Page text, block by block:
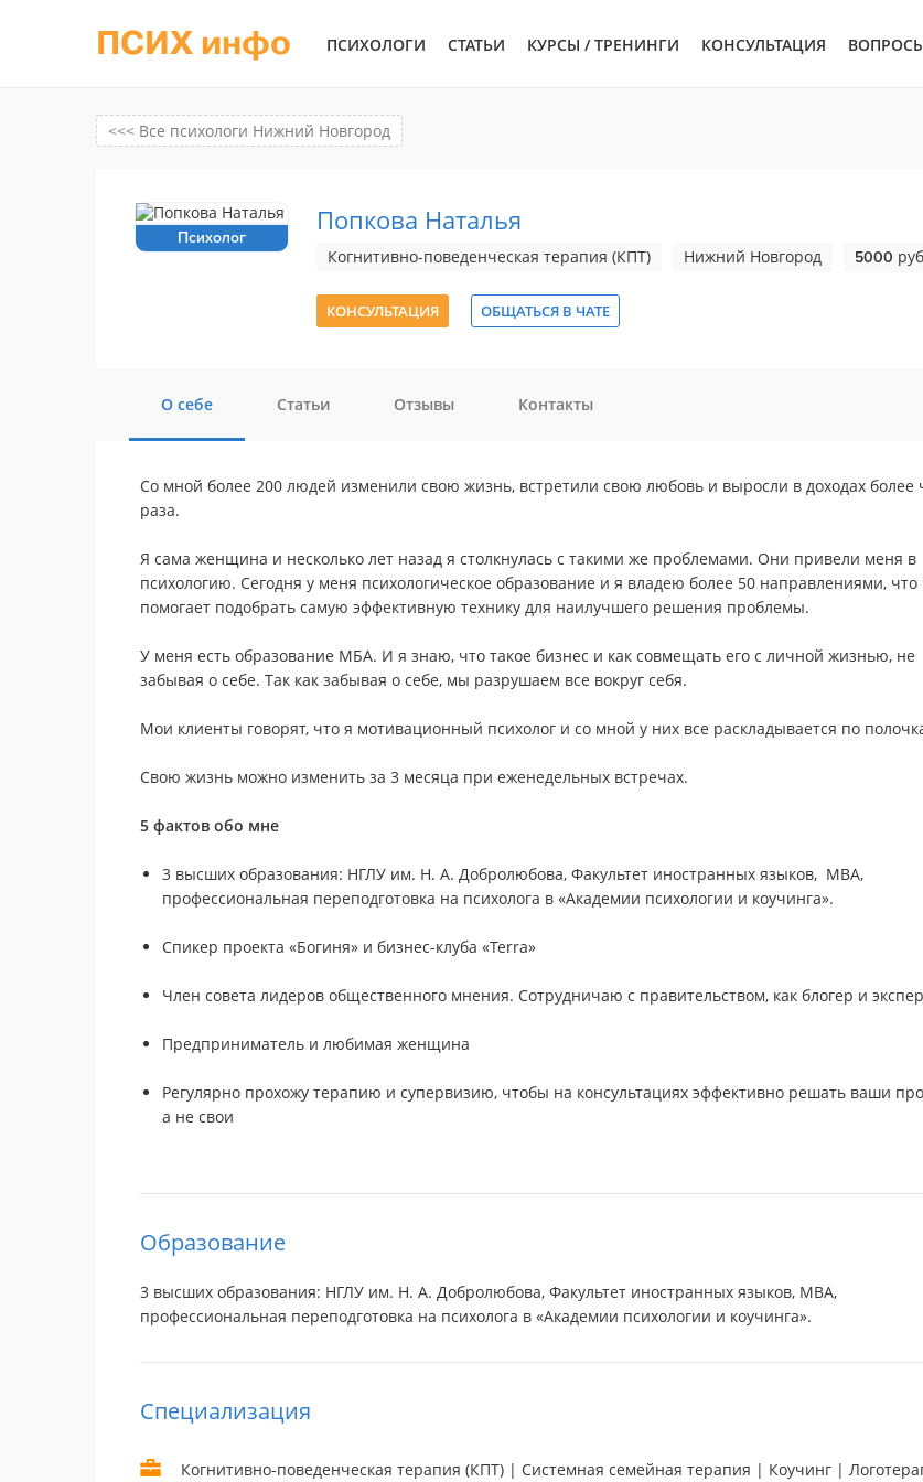
ПСИХ инфо ПСИХОЛОГИ СТАТЬИ КУРСЫ / ТРЕНИНГИ КОНСУЛЬТАЦИЯ
<<< Все психологи Нижний Новгород
Психолог
Попкова Наталья
Когнитивно-поведенческая терапия (КПТ) Нижний Новгород 5000
КОНСУЛЬТАЦИЯ ОБЩАТЬСЯ В ЧАТЕ
О себе Статьи Отзывы Контакты
Со мной более 200 людей изменили свою жизнь, встретили свою любовь и выросли в доходах более
раза.
Я сама женщина и несколько лет назад я столкнулась с такими же проблемами. Они привели меня в
психологию. Сегодня у меня психологическое образование и я владею более 50 направлениями, что
помогает подобрать самую эффективную технику для наилучшего решения проблемы.
У меня есть образование МБА. И я знаю, что такое бизнес и как совмещать его с личной жизнью, не
забывая о себе. Так как забывая о себе, мы разрушаем все вокруг себя.
Мои клиенты говорят, что я мотивационный психолог и со мной у них все раскладывается по
Свою жизнь можно изменить за 3 месяца при еженедельных встречах.
5 фактов обо мне
3 высших образования: НГЛУ им. Н. А. Добролюбова, Факультет иностранных языков, MBA,
профессиональная переподготовка на психолога в «Академии психологии и коучинга».
Спикер проекта «Богиня» и бизнес-клуба «Terra»
Член совета лидеров общественного мнения. Сотрудничаю с правительством, как блогер и
Предприниматель и любимая женщина
Регулярно прохожу терапию и супервизию, чтобы на консультациях эффективно решать ваши
а не свои
Образование
3 высших образования: НГЛУ им. Н. А. Добролюбова, Факультет иностранных языков, MBA,
профессиональная переподготовка на психолога в «Академии психологии и коучинга».
Специализация
Когнитивно-поведенческая терапия (КПТ) | Системная семейная терапия | Коучинг |